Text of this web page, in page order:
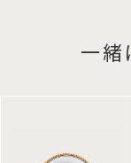
一緒